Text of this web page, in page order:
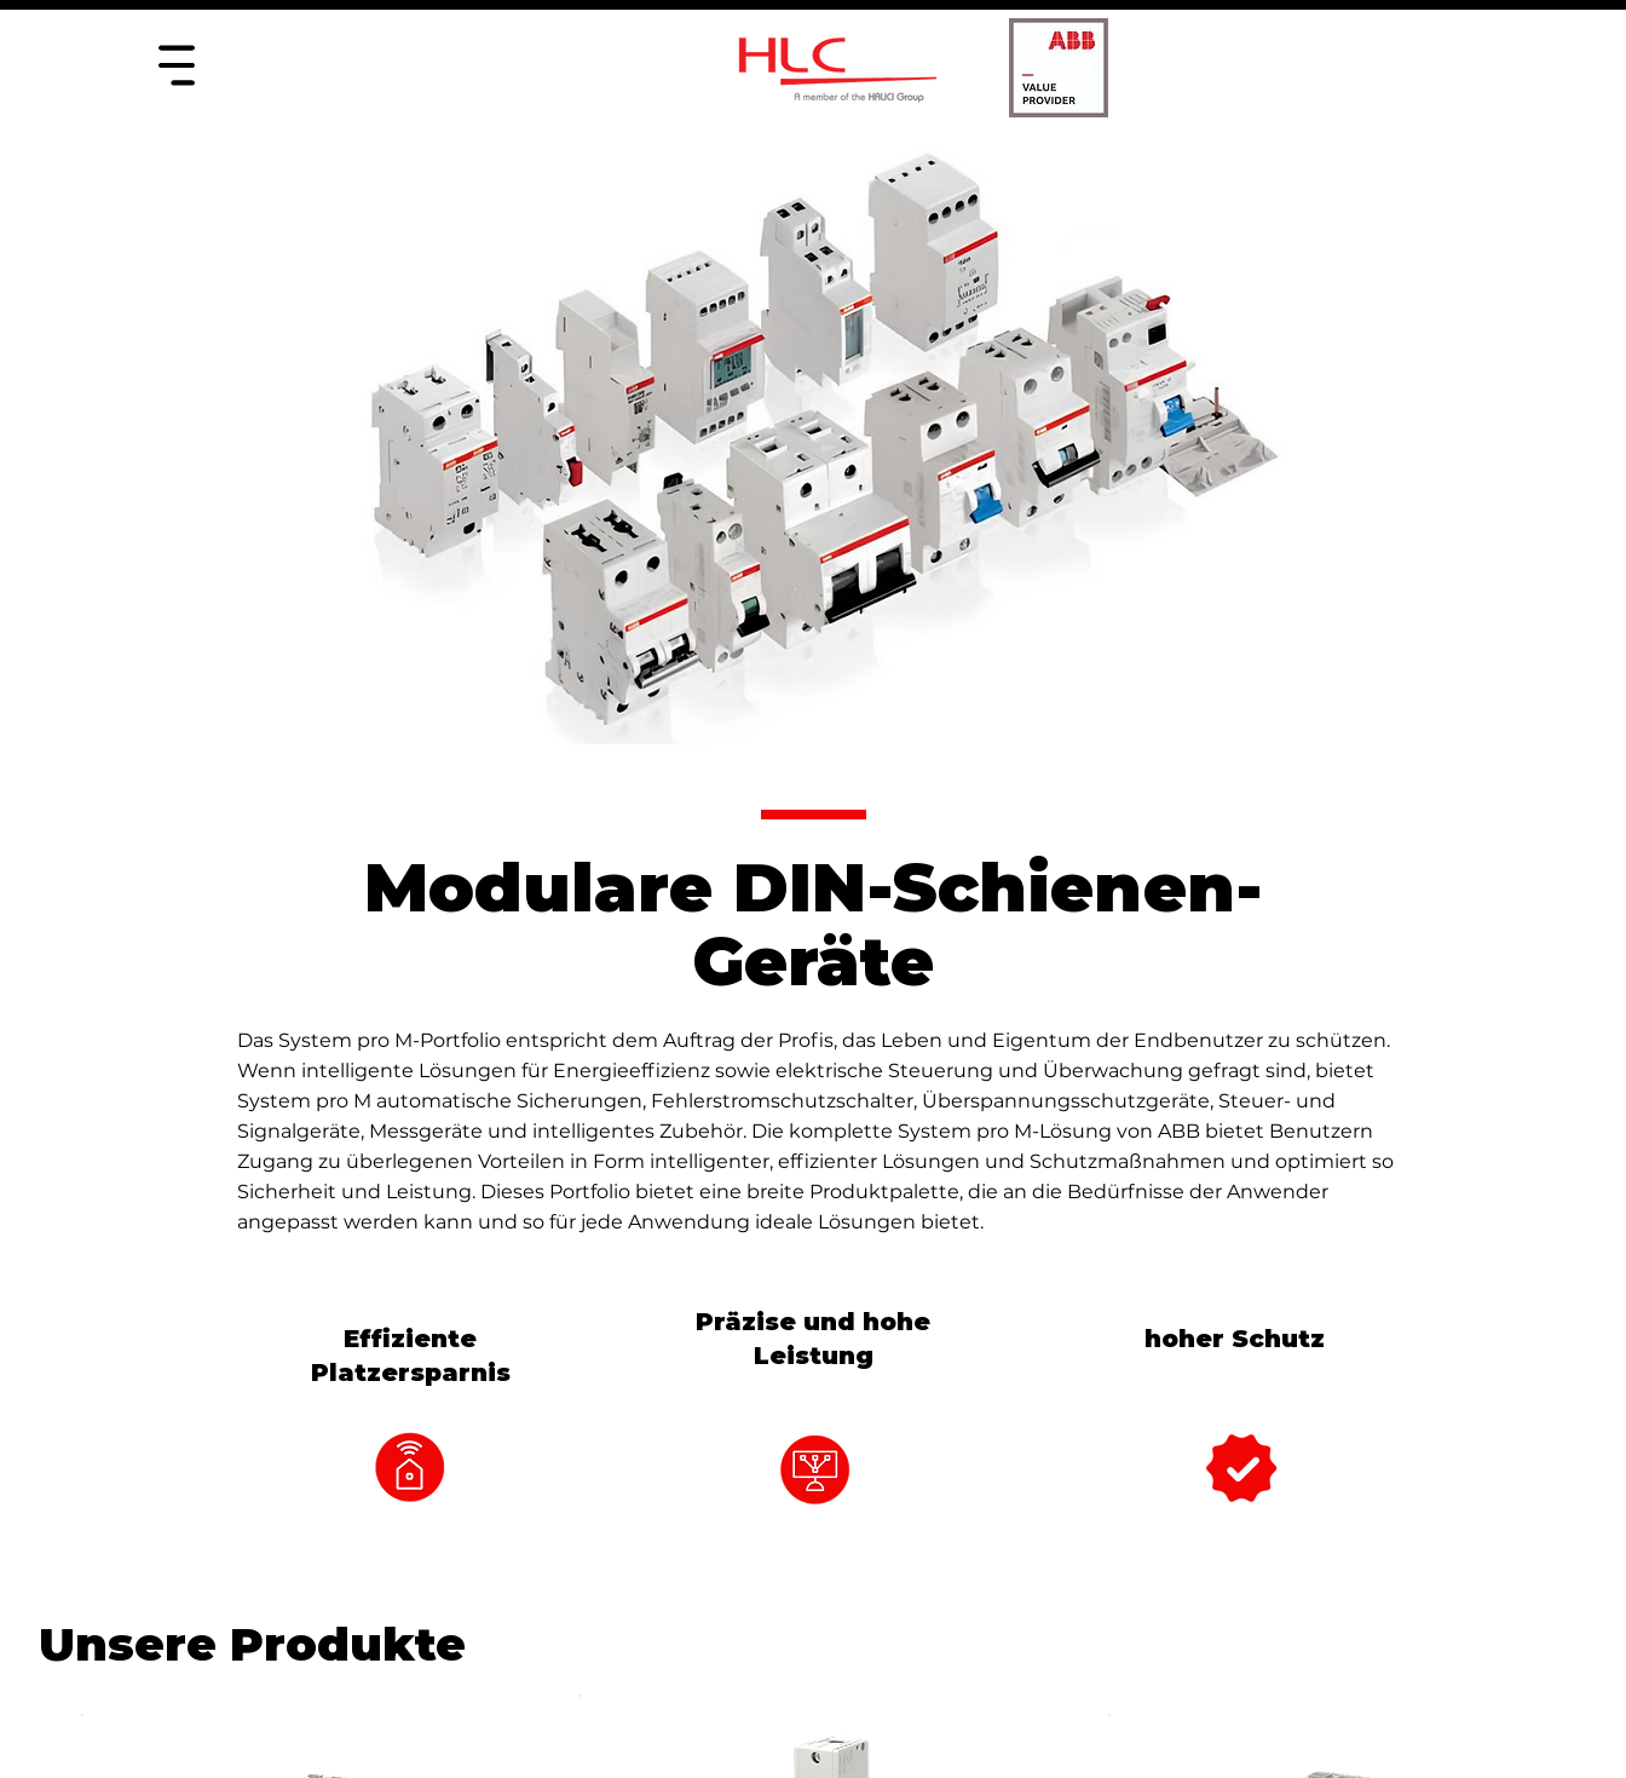
Modulare DIN-Schienen-
Geräte
Das System pro M-Portfolio entspricht dem Auftrag der Profis, das Leben und Eigentum der Endbenutzer zu schützen.
Wenn intelligente Lösungen für Energieeffizienz sowie elektrische Steuerung und Überwachung gefragt sind, bietet
System pro M automatische Sicherungen, Fehlerstromschutzschalter, Überspannungsschutzgeräte, Steuer- und
Signalgeräte, Messgeräte und intelligentes Zubehör. Die komplette System pro M-Lösung von ABB bietet Benutzern
Zugang zu überlegenen Vorteilen in Form intelligenter, effizienter Lösungen und Schutzmaßnahmen und optimiert so
Sicherheit und Leistung. Dieses Portfolio bietet eine breite Produktpalette, die an die Bedürfnisse der Anwender
angepasst werden kann und so für jede Anwendung ideale Lösungen bietet.
Effiziente
Platzersparnis
Präzise und hohe
Leistung
hoher Schutz
Unsere Produkte